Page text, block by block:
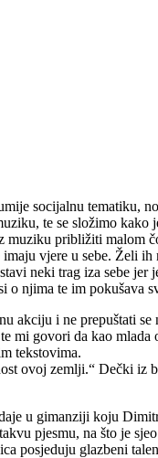
socijalnu tematiku,
te se složimo kako
približiti malom
vjere u sebe. Želi
neki trag iza sebe
njima te im pokušava
akciju i ne prepuštati
govori da kao mlada
tekstovima.
ovoj zemlji.“ Dečki iz
u gimanziji koju
pjesmu, na što je
posjeduju glazbeni